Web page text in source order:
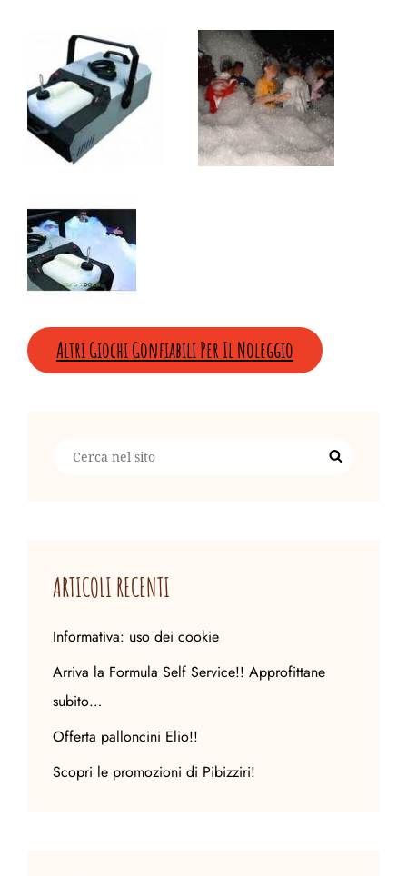
Altri Giochi Gonfiabili Per Il Noleggio
ARTICOLI RECENTI
Informativa: uso dei cookie
Arriva la Formula Self Service!! Approfittane
subito…
Offerta palloncini Elio!!
Scopri le promozioni di Pibizziri!